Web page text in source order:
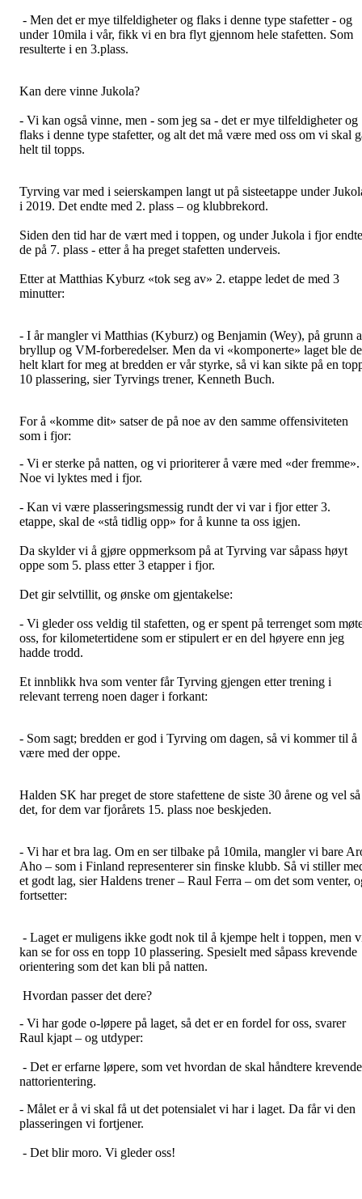
- Men det er mye tilfeldigheter og flaks i denne type stafetter - og
under 10mila i vår, fikk vi en bra flyt gjennom hele stafetten. Som
resulterte i en 3.plass.
Kan dere vinne Jukola?
- Vi kan også vinne, men - som jeg sa - det er mye tilfeldigheter og
flaks i denne type stafetter, og alt det må være med oss om vi skal
helt til topps.
Tyrving var med i seierskampen langt ut på sisteetappe under
i 2019. Det endte med 2. plass – og klubbrekord.
Siden den tid har de vært med i toppen, og under Jukola i fjor endte
de på 7. plass - etter å ha preget stafetten underveis.
Etter at Matthias Kyburz «tok seg av» 2. etappe ledet de med 3
minutter:
- I år mangler vi Matthias (Kyburz) og Benjamin (Wey), på grunn
bryllup og VM-forberedelser. Men da vi «komponerte» laget ble
helt klart for meg at bredden er vår styrke, så vi kan sikte på en
10 plassering, sier Tyrvings trener, Kenneth Buch.
For å «komme dit» satser de på noe av den samme offensiviteten
som i fjor:
- Vi er sterke på natten, og vi prioriterer å være med «der fremme».
Noe vi lyktes med i fjor.
- Kan vi være plasseringsmessig rundt der vi var i fjor etter 3.
etappe, skal de «stå tidlig opp» for å kunne ta oss igjen.
Da skylder vi å gjøre oppmerksom på at Tyrving var såpass høyt
oppe som 5. plass etter 3 etapper i fjor.
Det gir selvtillit, og ønske om gjentakelse:
- Vi gleder oss veldig til stafetten, og er spent på terrenget som
oss, for kilometertidene som er stipulert er en del høyere enn jeg
hadde trodd.
Et innblikk hva som venter får Tyrving gjengen etter trening i
relevant terreng noen dager i forkant:
- Som sagt; bredden er god i Tyrving om dagen, så vi kommer til å
være med der oppe.
Halden SK har preget de store stafettene de siste 30 årene og vel så
det, for dem var fjorårets 15. plass noe beskjeden.
- Vi har et bra lag. Om en ser tilbake på 10mila, mangler vi bare
Aho – som i Finland representerer sin finske klubb. Så vi stiller
et godt lag, sier Haldens trener – Raul Ferra – om det som venter,
fortsetter:
- Laget er muligens ikke godt nok til å kjempe helt i toppen, men
kan se for oss en topp 10 plassering. Spesielt med såpass krevende
orientering som det kan bli på natten.
Hvordan passer det dere?
- Vi har gode o-løpere på laget, så det er en fordel for oss, svarer
Raul kjapt – og utdyper:
- Det er erfarne løpere, som vet hvordan de skal håndtere krevende
nattorientering.
- Målet er å vi skal få ut det potensialet vi har i laget. Da får vi den
plasseringen vi fortjener.
- Det blir moro. Vi gleder oss!